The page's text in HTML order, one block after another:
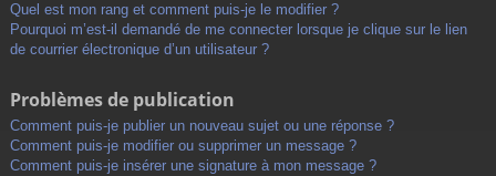
Quel est mon rang et comment puis-je le modifier ?
Pourquoi m’est-il demandé de me connecter lorsque je clique sur le lien
de courrier électronique d’un utilisateur ?
Problèmes de publication
Comment puis-je publier un nouveau sujet ou une réponse ?
Comment puis-je modifier ou supprimer un message ?
Comment puis-je insérer une signature à mon message ?